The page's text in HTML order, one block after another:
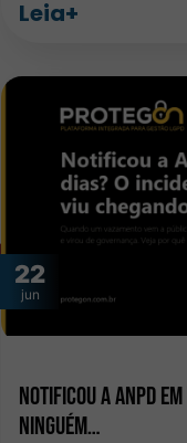
Leia+
22
jun
Notificou a ANPD
ninguém…